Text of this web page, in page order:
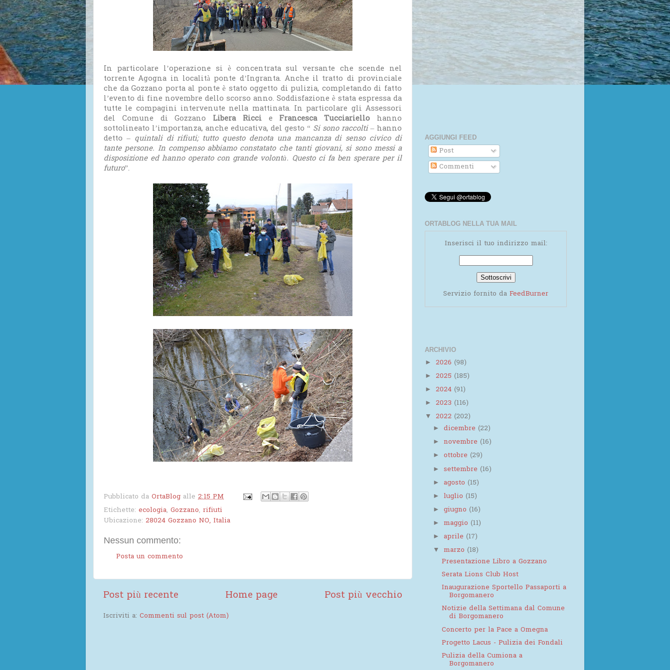
In particolare l’operazione si è concentrata sul versante che scende nel
torrente Agogna in località ponte d’Ingranta. Anche il tratto di provinciale
che da Gozzano porta al ponte è stato oggetto di pulizia, completando di fatto
l’evento di fine novembre dello scorso anno. Soddisfazione è stata espressa da
tutte le compagini intervenute nella mattinata. In particolare gli Assessori
del Comune di Gozzano Libera Ricci e Francesca Tucciariello hanno
sottolineato l’importanza, anche educativa, del gesto “ Si sono raccolti– hanno
detto – quintali di rifiuti; tutto questo denota una mancanza di senso civico di
tante persone. In compenso abbiamo constatato che tanti giovani, si sono messi a
disposizione ed hanno operato con grande volontà. Questo ci fa ben sperare per il
futuro”.
Pubblicato da OrtaBlog alle 2:15 PM
Etichette: ecologia, Gozzano, rifiuti
Ubicazione: 28024 Gozzano NO, Italia
Nessun commento:
Posta un commento
Post più recente Post più vecchio
Home page
Iscriviti a: Commenti sul post (Atom)
Powered byHelplogger
AGGIUNGI FEED
Post
Commenti
ORTABLOG NELLA TUA MAIL
Inserisci il tuo indirizzo mail:
Servizio fornito da FeedBurner
ARCHIVIO
► 2026 (98)
► 2025 (185)
► 2024 (91)
► 2023 (116)
▼ 2022 (202)
►dicembre(22)
►novembre(16)
►ottobre(29)
►settembre(16)
►agosto(15)
►luglio(15)
►giugno(16)
►maggio(11)
►aprile(17)
▼marzo(18)
Presentazione Libro a Gozzano
Serata Lions Club Host
Inaugurazione Sportello Passaporti a
Borgomanero
Notizie della Settimana dal Comune
di Borgomanero
Concerto per la Pace a Omegna
Progetto Lacus - Pulizia dei Fondali
Pulizia della Cumiona a
Borgomanero